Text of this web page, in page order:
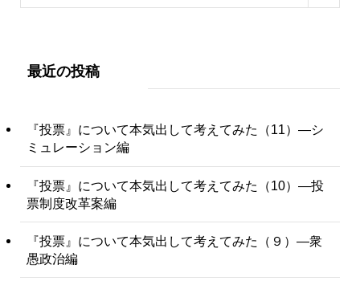
最近の投稿
『投票』について本気出して考えてみた（11）―シ
ミュレーション編
『投票』について本気出して考えてみた（10）―投
票制度改革案編
『投票』について本気出して考えてみた（９）―衆
愚政治編